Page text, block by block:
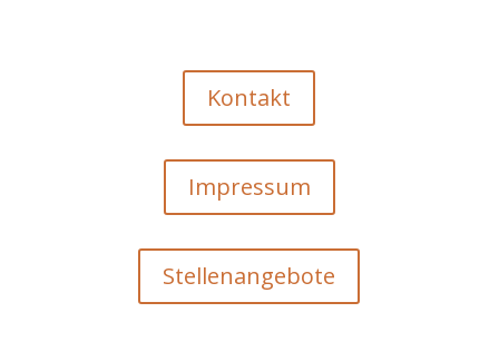
Kontakt
Impressum
Stellenangebote